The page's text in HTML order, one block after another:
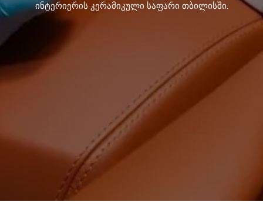
ინტერიერის კერამიკული საფარი თბილისში.